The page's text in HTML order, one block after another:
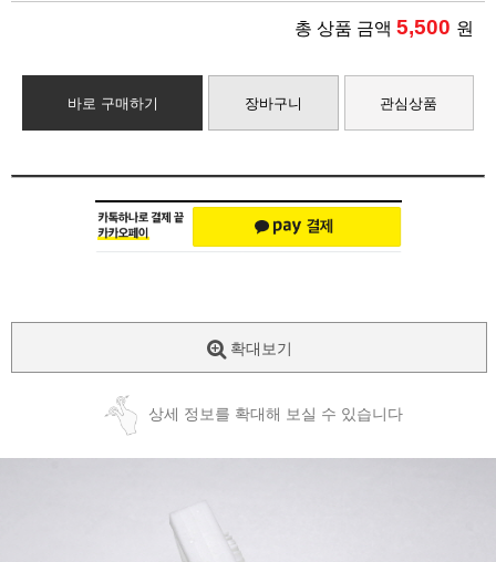
총 상품 금액 5,500 원
바로 구매하기 장바구니 관심상품
확대보기
상세 정보를 확대해 보실 수 있습니다